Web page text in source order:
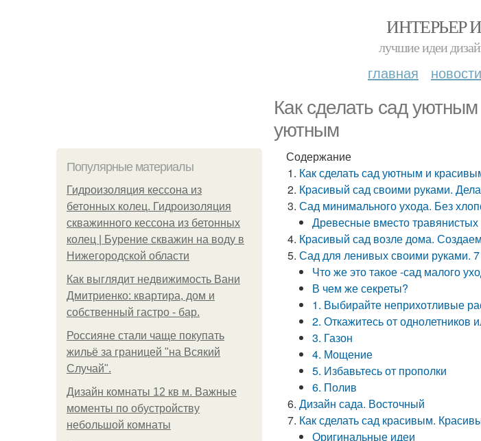
ИНТЕРЬЕР
лучшие идеи
главная новости
Как сделать сад
уютным
Популярные материалы
Гидроизоляция кессона из
бетонных колец. Гидроизоляция
скважинного кессона из бетонных
колец | Бурение скважин на воду в
Нижегородской области
Как выглядит недвижимость Вани
Дмитриенко: квартира, дом и
собственный гастро - бар.
Россияне стали чаще покупать
жильё за границей "на Всякий
Случай".
Дизайн комнаты 12 кв м. Важные
моменты по обустройству
небольшой комнаты
Содержание
Как сделать сад уютным и
Красивый сад своими руками.
Сад минимального ухода. Без
Древесные вместо травянистых
Красивый сад возле дома.
Сад для ленивых своими руками. 7
Что же это такое -сад малого
В чем же секреты?
1. Выбирайте неприхотливые
2. Откажитесь от однолетников
3. Газон
4. Мощение
5. Избавьтесь от прополки
6. Полив
Дизайн сада. Восточный
Как сделать сад красивым.
Оригинальные идеи